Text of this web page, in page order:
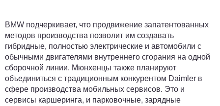
BMW подчеркивает, что продвижение запатентованных
методов производства позволит им создавать
гибридные, полностью электрические и автомобили с
обычными двигателями внутреннего сгорания на одной
сборочной линии. Мюнхенцы также планируют
объединиться с традиционным конкурентом Daimler в
сфере производства мобильных сервисов. Это и
сервисы каршеринга, и парковочные, зарядные